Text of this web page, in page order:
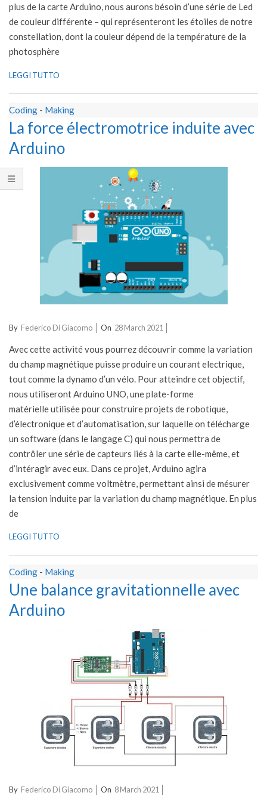
plus de la carte Arduino, nous aurons bésoin d’une série de Led
de couleur différente – qui représenteront les étoiles de notre
constellation, dont la couleur dépend de la température de la
photosphère
LEGGI TUTTO
Coding - Making
La force électromotrice induite avec
Arduino
2021-
28
By Federico Di Giacomo On 28 March 2021
Avec cette activité vous pourrez découvrir comme la variation
du champ magnétique puisse produire un courant electrique,
tout comme la dynamo d’un vélo. Pour atteindre cet objectif,
nous utiliseront Arduino UNO, une plate-forme
matérielle utilisée pour construire projets de robotique,
d’électronique et d’automatisation, sur laquelle on télécharge
un software (dans le langage C) qui nous permettra de
contrôler une série de capteurs liés à la carte elle-même, et
d’intéragir avec eux. Dans ce projet, Arduino agira
exclusivement comme voltmètre, permettant ainsi de mésurer
la tension induite par la variation du champ magnétique. ​En plus
de
LEGGI TUTTO
Coding - Making
Une balance gravitationnelle avec
Arduino
2021-
By Federico Di Giacomo On 8 March 2021